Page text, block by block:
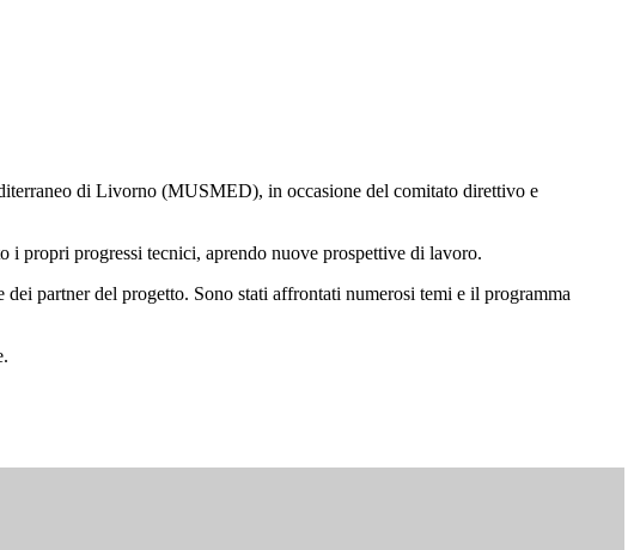
di Livorno (MUSMED), in occasione del comitato direttivo e
i propri progressi tecnici, aprendo nuove prospettive di lavoro.
partner del progetto. Sono stati affrontati numerosi temi e il programma